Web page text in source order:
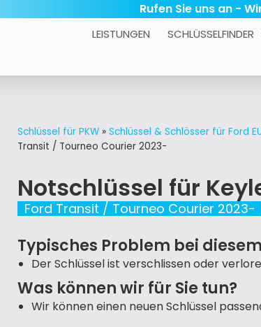
Rufen Sie uns an -
LEISTUNGEN SCHLÜSSELFINDER
Schlüssel für PKW » Schlüssel & Schlösser für Ford
Transit / Tourneo Courier 2023-
Notschlüssel für
Ford Transit / Tourneo Courier 2023-
Typisches Problem bei
Der Schlüssel ist verschlissen oder
Was können wir für Sie tun?
Wir können einen neuen Schlüssel